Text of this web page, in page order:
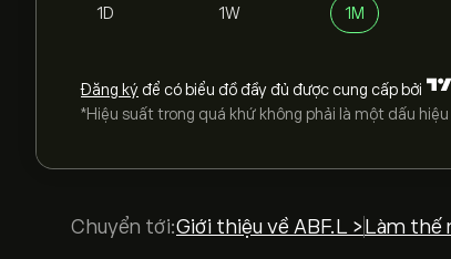
1D 1W 1M
Đăng ký để có biểu đồ đầy đủ được cung cấp bởi
*Hiệu suất trong quá khứ không phải là một dấu
Chuyển tới:Giới thiệu về ABF.L > Làm thế